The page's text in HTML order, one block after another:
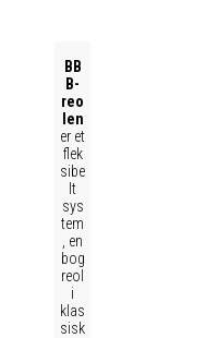
BB
B-
reo
len
er et
flek
sibe
lt
sys
tem
, en
bog
reol
i
klas
sisk